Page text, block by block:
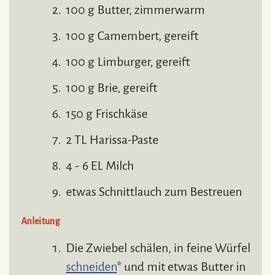
100 g Butter, zimmerwarm
100 g Camembert, gereift
100 g Limburger, gereift
100 g Brie, gereift
150 g Frischkäse
2 TL Harissa-Paste
4 - 6 EL Milch
etwas Schnittlauch zum Bestreuen
Anleitung
Die Zwiebel schälen, in feine Würfel
schneiden* und mit etwas Butter in